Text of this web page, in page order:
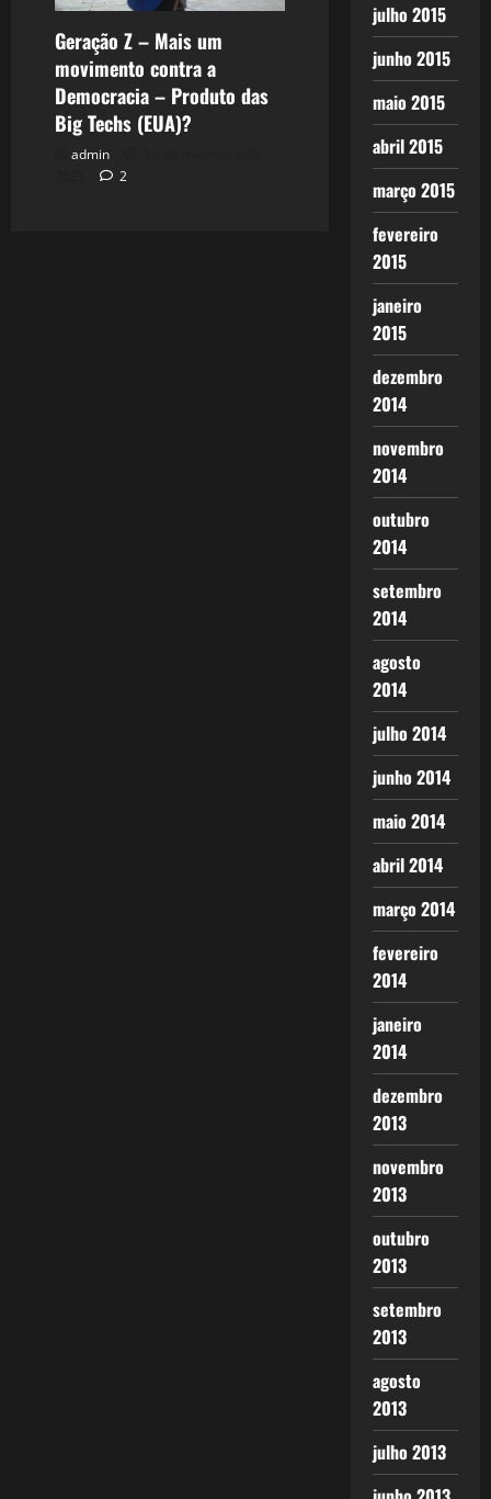
Geração Z – Mais um
movimento contra a
Democracia – Produto das
Big Techs (EUA)?
admin
2
julho 2015
junho 2015
maio 2015
abril 2015
março 2015
fevereiro
2015
janeiro
2015
dezembro
2014
novembro
2014
outubro
2014
setembro
2014
agosto
2014
julho 2014
junho 2014
maio 2014
abril 2014
março 2014
fevereiro
2014
janeiro
2014
dezembro
2013
novembro
2013
outubro
2013
setembro
2013
agosto
2013
julho 2013